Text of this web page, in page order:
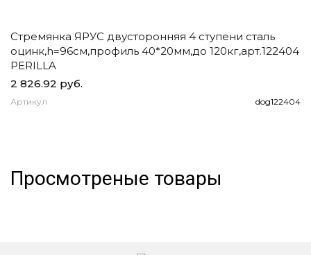
Стремянка ЯРУС двусторонняя 4 ступени сталь
оцинк,h=96см,профиль 40*20мм,до 120кг,арт.122404
PERILLA
2 826.92 руб.
Артикул dog122404
Просмотреные товары